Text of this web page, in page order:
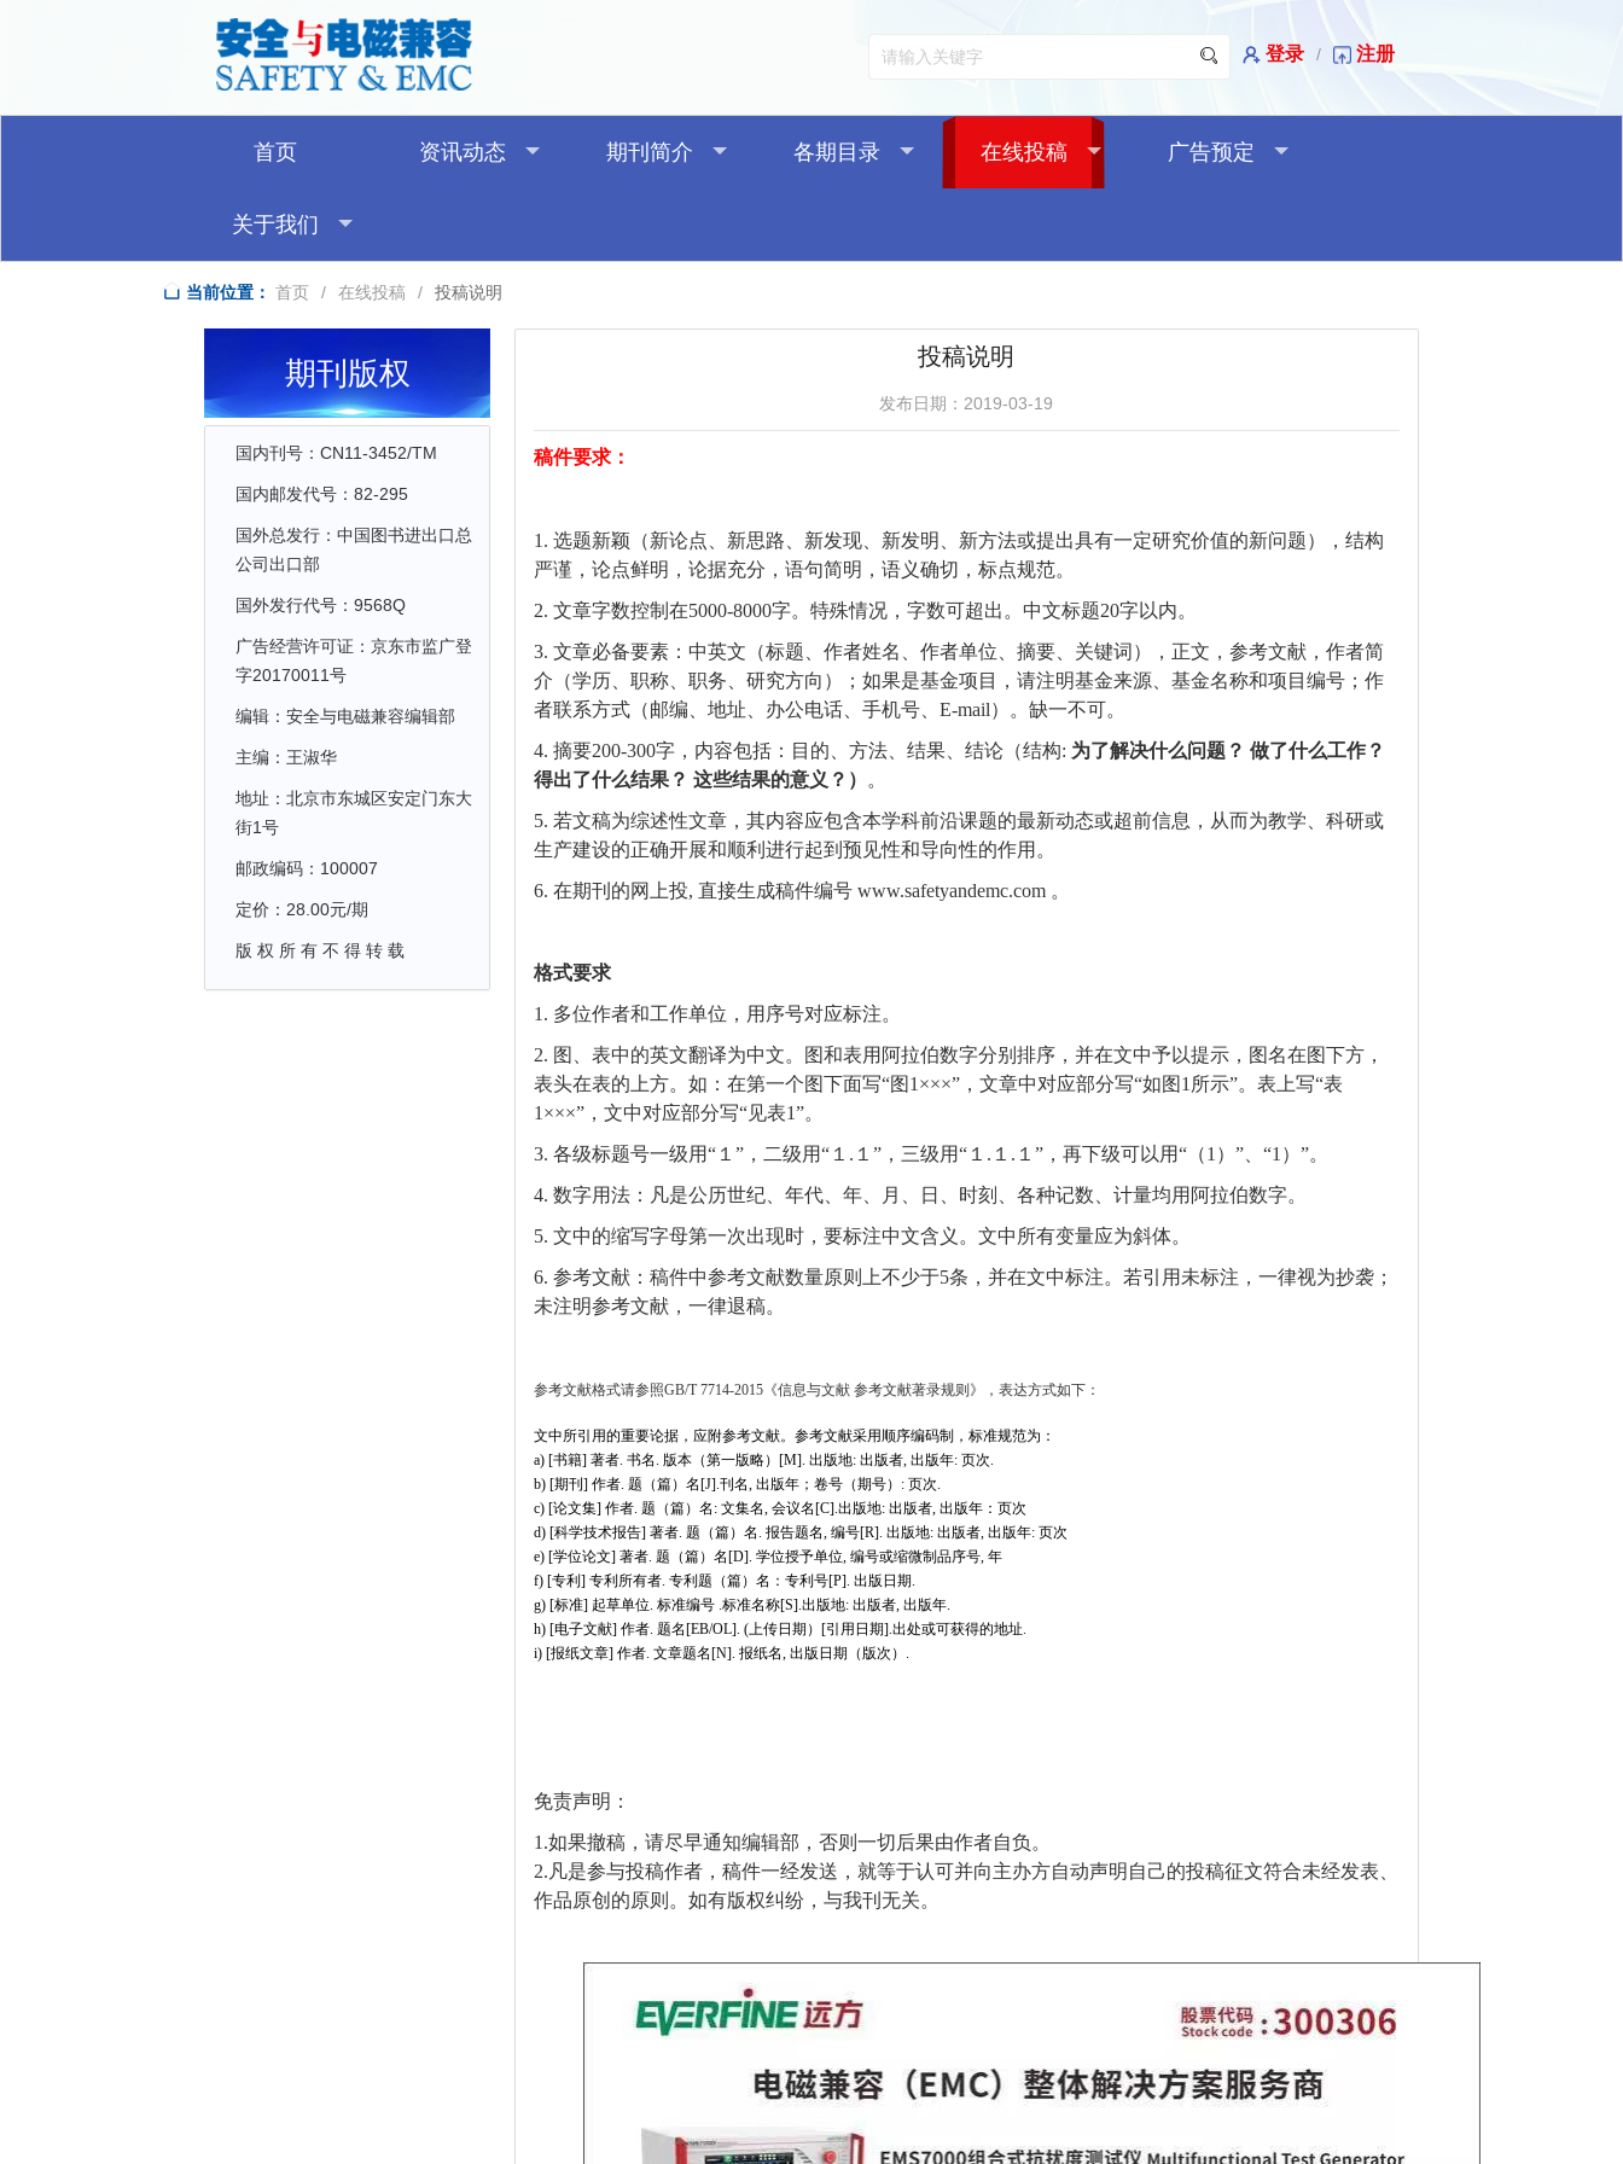
登录 / 注册
首页 资讯动态 期刊简介 各期目录 在线投稿 广告预定
关于我们
当前位置： 首页 / 在线投稿 / 投稿说明
期刊版权
国内刊号：CN11-3452/TM
国内邮发代号：82-295
国外总发行：中国图书进出口总
公司出口部
国外发行代号：9568Q
广告经营许可证：京东市监广登
字20170011号
编辑：安全与电磁兼容编辑部
主编：王淑华
地址：北京市东城区安定门东大
街1号
邮政编码：100007
定价：28.00元/期
版 权 所 有 不 得 转 载
投稿说明
发布日期：2019-03-19
稿件要求：
1. 选题新颖（新论点、新思路、新发现、新发明、新方法或提出具有一定研究价值的新问题），结构
严谨，论点鲜明，论据充分，语句简明，语义确切，标点规范。
2. 文章字数控制在5000-8000字。特殊情况，字数可超出。中文标题20字以内。
3. 文章必备要素：中英文（标题、作者姓名、作者单位、摘要、关键词），正文，参考文献，作者简
介（学历、职称、职务、研究方向）；如果是基金项目，请注明基金来源、基金名称和项目编号；作
者联系方式（邮编、地址、办公电话、手机号、E-mail）。缺一不可。
4. 摘要200-300字，内容包括：目的、方法、结果、结论（结构: 为了解决什么问题？ 做了什么工作？
得出了什么结果？ 这些结果的意义？）
。
5. 若文稿为综述性文章，其内容应包含本学科前沿课题的最新动态或超前信息，从而为教学、科研或
生产建设的正确开展和顺利进行起到预见性和导向性的作用。
6. 在期刊的网上投, 直接生成稿件编号 www.safetyandemc.com。
格式要求
1. 多位作者和工作单位，用序号对应标注。
2. 图、表中的英文翻译为中文。图和表用阿拉伯数字分别排序，并在文中予以提示，图名在图下方，
表头在表的上方。如：在第一个图下面写“图 1 ×××”，文章中对应部分写“如图 1 所示”。表上写“表
1 ×××”，文中对应部分写“见表1”。
3. 各级标题号一级用“１”，二级用“１.１”，三级用“１.１.１”，再下级可以用“（1）”、“1）”。
4. 数字用法：凡是公历世纪、年代、年、月、日、时刻、各种记数、计量均用阿拉伯数字。
5. 文中的缩写字母第一次出现时，要标注中文含义。文中所有变量应为斜体。
6. 参考文献：稿件中参考文献数量原则上不少于5条，并在文中标注。若引用未标注，一律视为抄袭；
未注明参考文献，一律退稿。
参考文献格式请参照GB/T 7714-2015《信息与文献 参考文献著录规则》，表达方式如下：
文中所引用的重要论据，应附参考文献。参考文献采用顺序编码制，标准规范为：
a) [书籍] 著者. 书名. 版本（第一版略）[M]. 出版地: 出版者, 出版年: 页次.
b) [期刊] 作者. 题（篇）名[J].刊名, 出版年；卷号（期号）: 页次.
c) [论文集] 作者. 题（篇）名: 文集名, 会议名[C].出版地: 出版者, 出版年：页次
d) [科学技术报告] 著者. 题（篇）名. 报告题名, 编号[R]. 出版地: 出版者, 出版年: 页次
e) [学位论文] 著者. 题（篇）名[D]. 学位授予单位, 编号或缩微制品序号, 年
f) [专利] 专利所有者. 专利题（篇）名 ： 专利号[P]. 出版日期.
g) [标准] 起草单位. 标准编号 .标准名称[S].出版地: 出版者, 出版年.
h) [电子文献] 作者. 题名[EB/OL]. (上传日期） [引用日期].出处或可获得的地址.
i) [报纸文章] 作者. 文章题名[N]. 报纸名, 出版日期（版次） .
免责声明：
1.如果撤稿，请尽早通知编辑部，否则一切后果由作者自负。
2.凡是参与投稿作者，稿件一经发送，就等于认可并向主办方自动声明自己的投稿征文符合未经发表、
作品原创的原则。如有版权纠纷，与我刊无关。